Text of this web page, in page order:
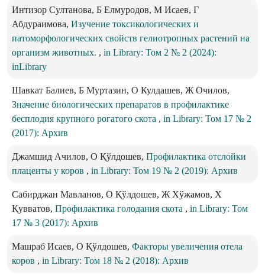
Интизор Султанова, Б Елмуродов, М Исаев, Г
Абдураимова, Изучение токсикологических и
патоморфологических свойств гелиотропных растений на
организм животных. , in Library: Том 2 № 2 (2024):
inLibrary
Шавкат Балиев, Б Муртазин, О Кулдашев, Ж Очилов,
Значение биологических препаратов в профилактике
бесплодия крупного рогатого скота , in Library: Том 17 № 2
(2017): Архив
Джамшид Ачилов, О Қўлдошев, Профилактика отслойки
плаценты у коров , in Library: Том 19 № 2 (2019): Архив
Сабирджан Мавланов, О Қўлдошев, Ж Хўжамов, Х
Қувватов, Профилактика голодания скота , in Library: Том
17 № 3 (2017): Архив
Машраб Исаев, О Қўлдошев, Факторы увеличения отела
коров , in Library: Том 18 № 2 (2018): Архив